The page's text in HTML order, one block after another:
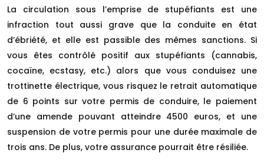
La circulation sous l’emprise de stupéfiants est une
infraction tout aussi grave que la conduite en état
d’ébriété, et elle est passible des mêmes sanctions. Si
vous êtes contrôlé positif aux stupéfiants (cannabis,
cocaïne, ecstasy, etc.) alors que vous conduisez une
trottinette électrique, vous risquez le retrait automatique
de 6 points sur votre permis de conduire, le paiement
d’une amende pouvant atteindre 4500 euros, et une
suspension de votre permis pour une durée maximale de
trois ans. De plus, votre assurance pourrait être résiliée.